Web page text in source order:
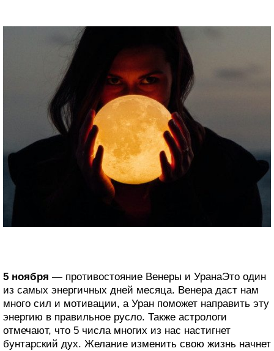
5 ноября — противостояние Венеры и УранаЭто один
из самых энергичных дней месяца. Венера даст нам
много сил и мотивации, а Уран поможет направить эту
энергию в правильное русло. Также астрологи
отмечают, что 5 числа многих из нас настигнет
бунтарский дух. Желание изменить свою жизнь начнет